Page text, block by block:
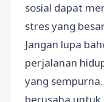
sosial dapat
stres yang
Jangan lupa
perjalanan
yang